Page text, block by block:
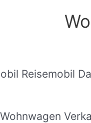
Reisemobil
Wohnwagen